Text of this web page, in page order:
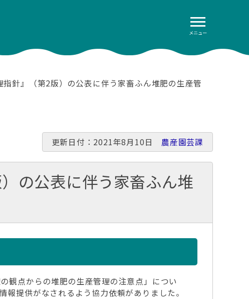
メニュー
針』（第2版）の公表に伴う家畜ふん堆肥の生産管
更新日付：2021年8月10日 農産園芸課
の公表に伴う家畜ふん堆
観点からの堆肥の生産管理の注意点」につい
提供がなされるよう協力依頼がありました。